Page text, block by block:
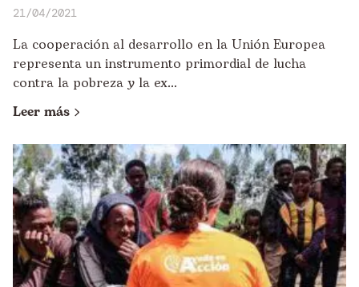
21/04/2021
La cooperación al desarrollo en la Unión Europea
representa un instrumento primordial de lucha
contra la pobreza y la ex...
Leer más